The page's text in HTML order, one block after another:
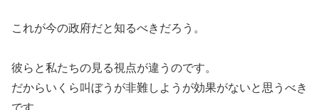
これが今の政府だと知るべきだろう。
彼らと私たちの見る視点が違うのです。
だからいくら叫ぼうが非難しようが効果がないと思うべき
です。